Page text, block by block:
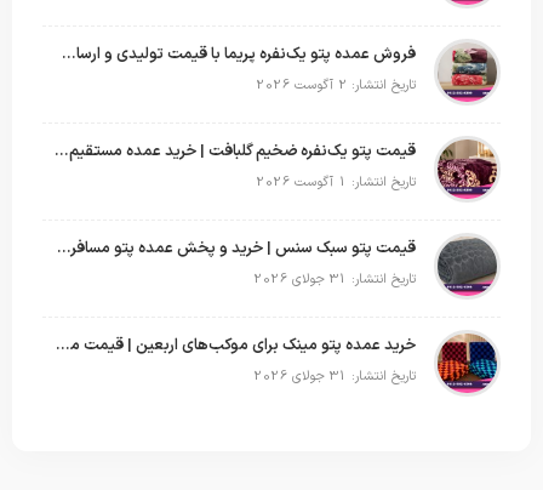
فروش عمده پتو یک‌نفره پریما با قیمت تولیدی و ارسال به سراسر کشور
تاریخ انتشار: 2 آگوست 2026
قیمت پتو یک‌نفره ضخیم گلبافت | خرید عمده مستقیم با بهترین قیمت
تاریخ انتشار: 1 آگوست 2026
قیمت پتو سبک سنس | خرید و پخش عمده پتو مسافرتی Sense
تاریخ انتشار: 31 جولای 2026
خرید عمده پتو مینک برای موکب‌های اربعین | قیمت مناسب و ارسال سریع
تاریخ انتشار: 31 جولای 2026